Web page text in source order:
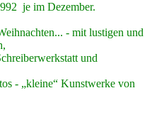
je im Dezember.
- mit lustigen und
und
- „kleine“ Kunstwerke von